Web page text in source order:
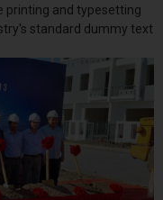
printing and typesetting
standard dummy text